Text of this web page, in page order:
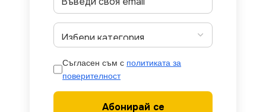
Съгласен съм с политиката за
поверителност
Абонирай се